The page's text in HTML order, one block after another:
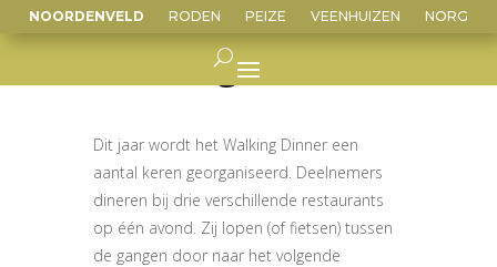
NOORDENVELD RODEN PEIZE VEENHUIZEN NORG
Walking Dinner
Dit jaar wordt het Walking Dinner een
aantal keren georganiseerd. Deelnemers
dineren bij drie verschillende restaurants
op één avond. Zij lopen (of fietsen) tussen
de gangen door naar het volgende